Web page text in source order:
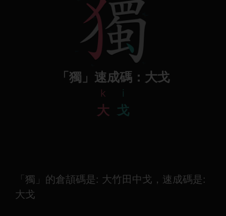
「獨」速成碼：大戈
k
大
i
戈
「獨」的倉頡碼是: 大竹田中戈，速成碼是:
大戈